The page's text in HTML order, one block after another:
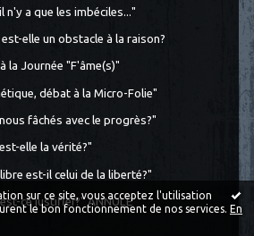
sur ce site, vous acceptez l'utilisation
le bon fonctionnement de nos services. En
n'y a que les imbéciles..."
elle un obstacle à la raison?
la Journée "F'âme(s)"
débat à la Micro-Folie"
fâchés avec le progrès?"
elle la vérité?"
est-il celui de la liberté?"
ce justifier?" ANNULE